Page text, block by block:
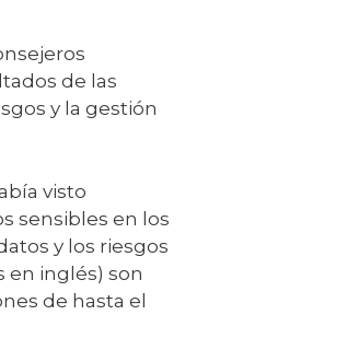
de las
y la gestión
visto
sensibles en los
y los riesgos
en inglés) son
de hasta el